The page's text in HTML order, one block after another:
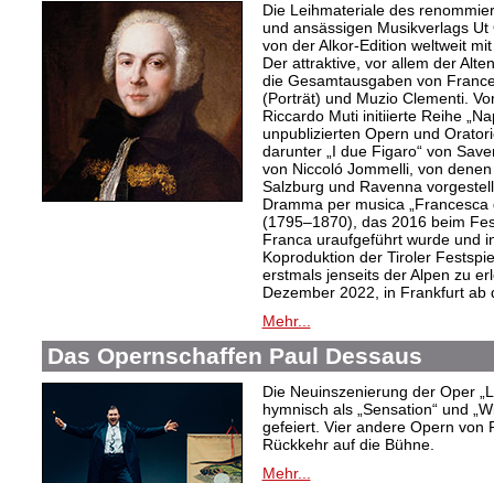
Die Leihmateriale des
und ansässigen Musikverlags
von der Alkor-Edition weltweit
Der attraktive, vor allem der
die Gesamtausgaben von
(Porträt) und Muzio Clementi.
Riccardo Muti initiierte Reihe
unpublizierten Opern und
darunter „I due Figaro“ von
von Niccoló Jommelli, von
Salzburg und Ravenna
Dramma per musica
(1795–1870), das 2016 beim
Franca uraufgeführt wurde und
Koproduktion der Tiroler
erstmals jenseits der Alpen zu
Dezember 2022, in Frankfurt ab
Mehr...
Das Opernschaffen Paul Dessaus
Die Neuinszenierung der Oper
hymnisch als „Sensation“ und
gefeiert. Vier andere Opern von
Rückkehr auf die Bühne.
Mehr...